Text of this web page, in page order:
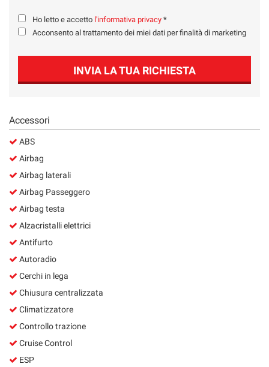
Ho letto e accetto l'informativa privacy *
Acconsento al trattamento dei miei dati per finalità di marketing
INVIA LA TUA RICHIESTA
Accessori
ABS
Airbag
Airbag laterali
Airbag Passeggero
Airbag testa
Alzacristalli elettrici
Antifurto
Autoradio
Cerchi in lega
Chiusura centralizzata
Climatizzatore
Controllo trazione
Cruise Control
ESP